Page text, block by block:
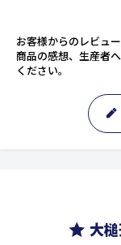
お客様からのレビュ
商品の感想、生産者
ください。
大